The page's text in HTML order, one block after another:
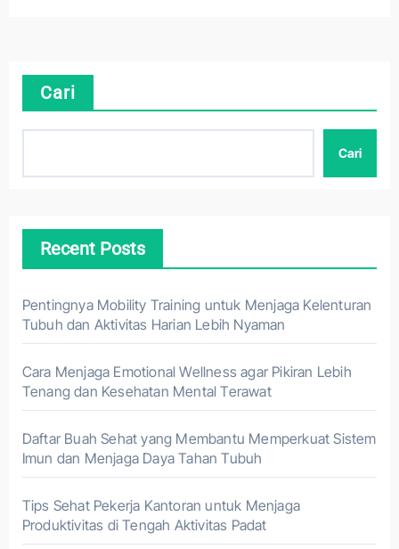
Cari
Cari
Recent Posts
Pentingnya Mobility Training untuk Menjaga Kelenturan
Tubuh dan Aktivitas Harian Lebih Nyaman
Cara Menjaga Emotional Wellness agar Pikiran Lebih
Tenang dan Kesehatan Mental Terawat
Daftar Buah Sehat yang Membantu Memperkuat Sistem
Imun dan Menjaga Daya Tahan Tubuh
Tips Sehat Pekerja Kantoran untuk Menjaga
Produktivitas di Tengah Aktivitas Padat